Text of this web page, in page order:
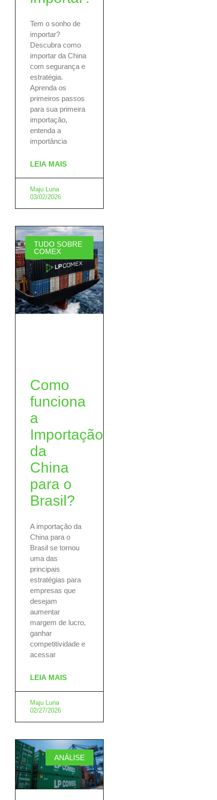
Tem o sonho de
importar?
Descubra como
importar da China
com segurança e
estratégia.
Aprenda os
primeiros passos
para sua primeira
importação,
entenda a
importância
LEIA MAIS
Maju Luna
03/02/2026
TUDO SOBRE
COMEX
Como
funciona
a
Importação
da
China
para o
Brasil?
A importação da
China para o
Brasil se tornou
uma das
principais
estratégias para
empresas que
desejam
aumentar
margem de lucro,
ganhar
competitividade e
acessar
LEIA MAIS
Maju Luna
02/27/2026
ANÁLISE